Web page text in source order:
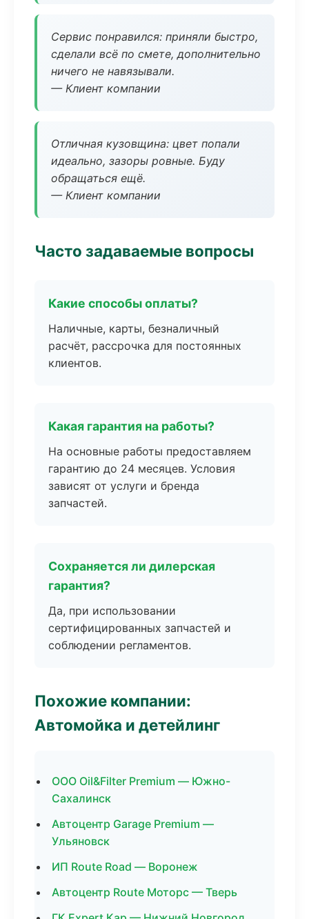
Сервис понравился: приняли быстро,
сделали всё по смете, дополнительно
ничего не навязывали.
— Клиент компании
Отличная кузовщина: цвет попали
идеально, зазоры ровные. Буду
обращаться ещё.
— Клиент компании
Часто задаваемые вопросы
Какие способы оплаты?
Наличные, карты, безналичный
расчёт, рассрочка для постоянных
клиентов.
Какая гарантия на работы?
На основные работы предоставляем
гарантию до 24 месяцев. Условия
зависят от услуги и бренда
запчастей.
Сохраняется ли дилерская
гарантия?
Да, при использовании
сертифицированных запчастей и
соблюдении регламентов.
Похожие компании:
Автомойка и детейлинг
ООО Oil&Filter Premium — Южно-
Сахалинск
Автоцентр Garage Premium —
Ульяновск
ИП Route Road — Воронеж
Автоцентр Route Моторс — Тверь